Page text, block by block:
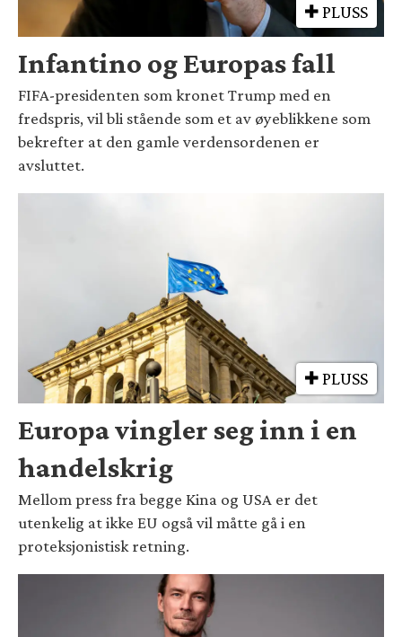
PLUSS
Infantino og Europas fall
FIFA-presidenten som kronet Trump med en
fredspris, vil bli stående som et av øyeblikkene som
bekrefter at den gamle verdensordenen er
avsluttet.
PLUSS
Europa vingler seg inn i en
handelskrig
Mellom press fra begge Kina og USA er det
utenkelig at ikke EU også vil måtte gå i en
proteksjonistisk retning.